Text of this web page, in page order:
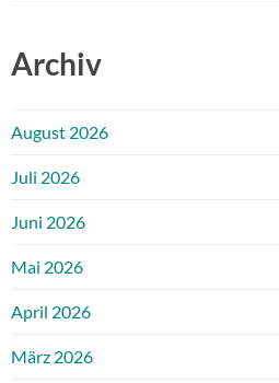
Archiv
August 2026
Juli 2026
Juni 2026
Mai 2026
April 2026
März 2026